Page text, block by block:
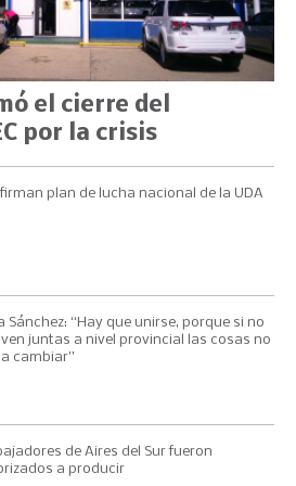
el cierre del
por la crisis
plan de lucha nacional de la UDA
Sánchez: “Hay que unirse, porque si no
juntas a nivel provincial las cosas no
cambiar”
de Aires del Sur fueron
a producir